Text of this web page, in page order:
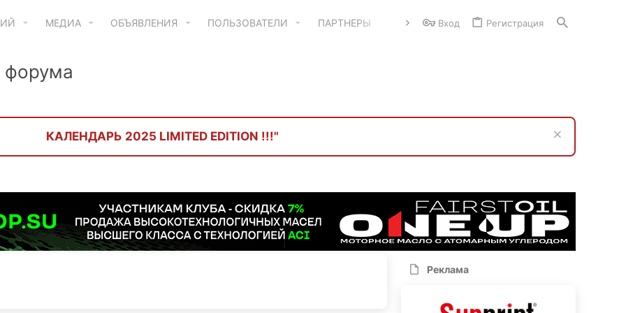
МЕДИА ОБЪЯВЛЕНИЯ ПОЛЬЗОВАТЕЛИ ПАРТНЕРЫ Вход Регистрация
форума
КАЛЕНДАРЬ 2025 LIMITED EDITION !!!"
Реклама